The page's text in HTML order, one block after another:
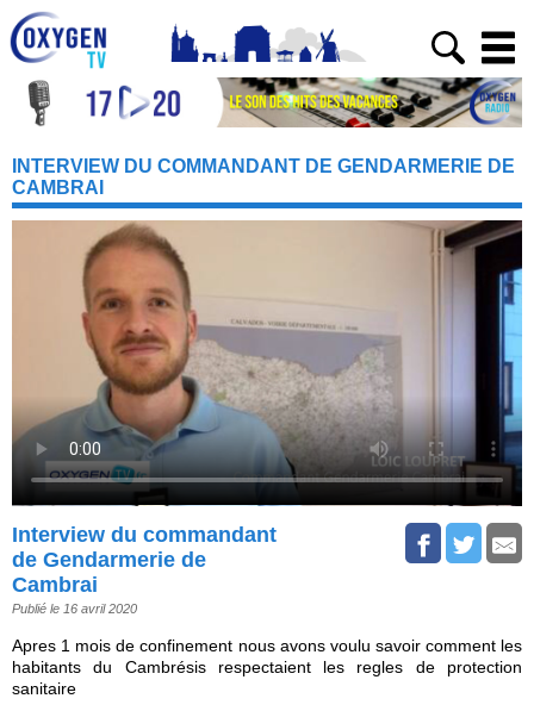
INTERVIEW DU COMMANDANT DE GENDARMERIE DE
CAMBRAI
Interview du commandant
de Gendarmerie de
Cambrai
Publié le 16 avril 2020
Apres 1 mois de confinement nous avons voulu savoir comment les
habitants du Cambrésis respectaient les regles de protection
sanitaire